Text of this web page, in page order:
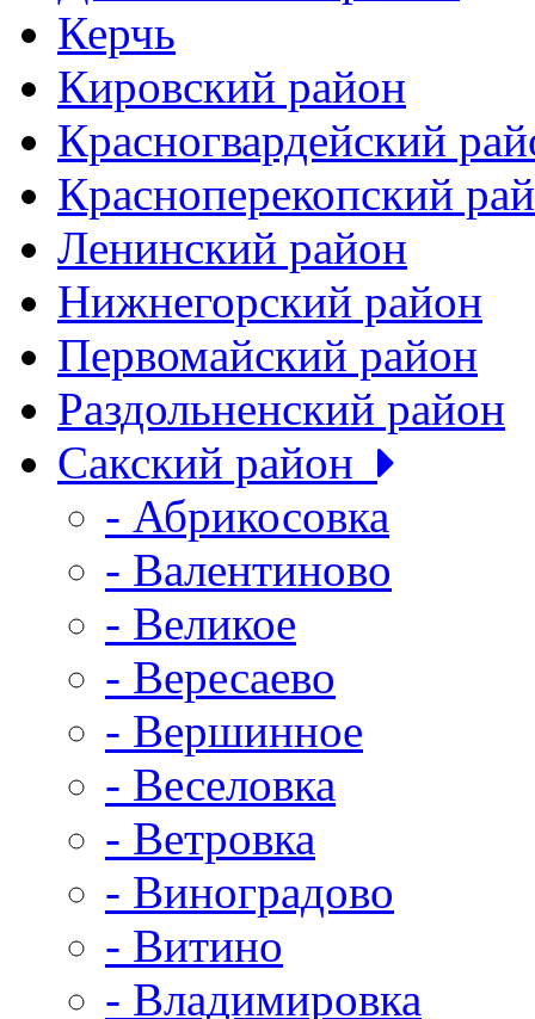
Керчь
Кировский район
Красногвардейский
Красноперекопский
Ленинский район
Нижнегорский район
Первомайский район
Раздольненский район
Сакский район
- Абрикосовка
- Валентиново
- Великое
- Вересаево
- Вершинное
- Веселовка
- Ветровка
- Виноградово
- Витино
- Владимировка